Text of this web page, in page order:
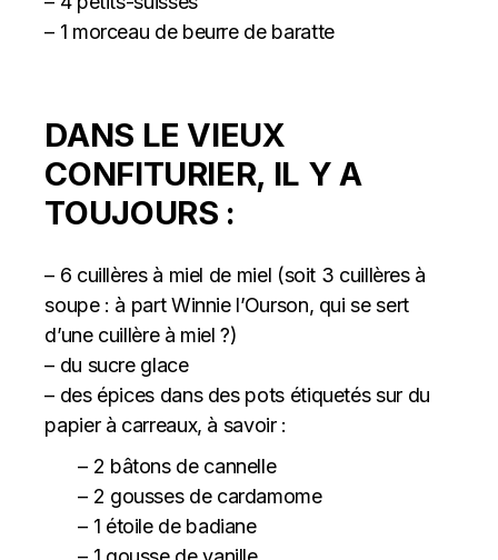
– 1 morceau de beurre de baratte
DANS LE VIEUX
CONFITURIER, IL Y A
TOUJOURS :
– 6 cuillères à miel de miel (soit 3 cuillères à
soupe : à part Winnie l’Ourson, qui se sert
d’une cuillère à miel ?)
– du sucre glace
– des épices dans des pots étiquetés sur du
papier à carreaux, à savoir :
– 2 bâtons de cannelle
– 2 gousses de cardamome
– 1 étoile de badiane